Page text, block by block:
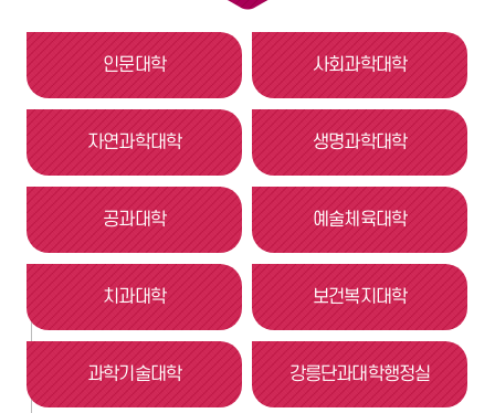
인문대학 사회과학대학
자연과학대학 생명과학대학
공과대학 예술체육대학
치과대학 보건복지대학
과학기술대학 강릉단과대학행정실